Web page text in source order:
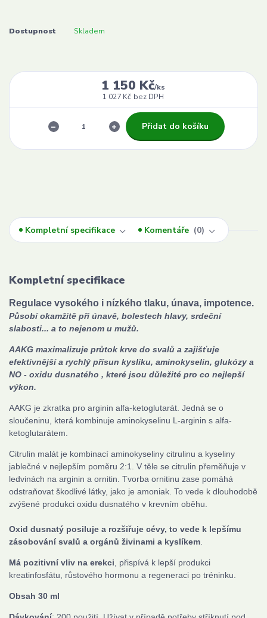
Dostupnost Skladem
1 150 Kč/ks
1 027 Kč bez DPH
Přidat do košíku
Kompletní specifikace Komentáře 0
Kompletní specifikace
Regulace vysokého i nízkého tlaku, únava, impotence.
Působí okamžitě při únavě, bolestech hlavy, srdeční
slabosti... a to nejenom u mužů.
AAKG maximalizuje průtok krve do svalů a zajišťuje
efektivnější a rychlý přísun kyslíku, aminokyselin, glukózy a
NO - oxidu dusnatého , které jsou důležité pro co nejlepší
výkon.
AAKG je zkratka pro arginin alfa-ketoglutarát. Jedná se o
sloučeninu, která kombinuje aminokyselinu L-arginin s alfa-
ketoglutarátem.
Citrulin malát je kombinací aminokyseliny citrulinu a kyseliny
jablečné v nejlepším poměru 2:1. V těle se citrulin přeměňuje v
ledvinách na arginin a ornitin. Tvorba ornitinu zase pomáhá
odstraňovat škodlivé látky, jako je amoniak. To vede k dlouhodobě
zvýšené produkci oxidu dusnatého v krevním oběhu.
Oxid dusnatý posiluje a rozšiřuje cévy, to vede k lepšímu
zásobování svalů a orgánů živinami a kyslíkem
Má pozitivní vliv na erekci , přispívá k lepší produkci
kreatinfosfátu, růstového hormonu a regeneraci po tréninku.
Obsah 30 ml